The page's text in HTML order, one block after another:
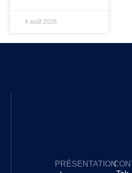
4 août 2026
PRÉSENTATION